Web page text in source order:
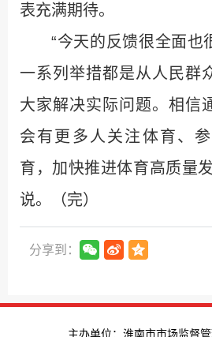
表充满期待。
“今天的反馈很全面也
一系列举措都是从人民群
大家解决实际问题。相信
会有更多人关注体育、
育，加快推进体育高质量
说。（完）
分享到：
主办单位：淮南市市场监督